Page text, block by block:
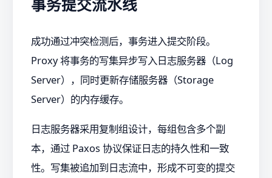
事务提交流水线
成功通过冲突检测后，事务进入提交阶段。
Proxy 将事务的写集异步写入日志服务器（Log
Server），同时更新存储服务器（Storage
Server）的内存缓存。
日志服务器采用复制组设计，每组包含多个副
本，通过 Paxos 协议保证日志的持久性和一致
性。写集被追加到日志流中，形成不可变的提交